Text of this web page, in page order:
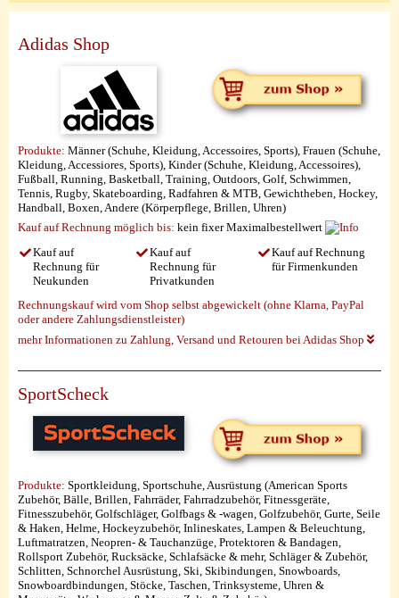
Adidas Shop
Produkte: Männer (Schuhe, Kleidung, Accessoires, Sports), Frauen (Schuhe,
Kleidung, Accessiores, Sports), Kinder (Schuhe, Kleidung, Accessoires),
Fußball, Running, Basketball, Training, Outdoors, Golf, Schwimmen,
Tennis, Rugby, Skateboarding, Radfahren & MTB, Gewichtheben, Hockey,
Handball, Boxen, Andere (Körperpflege, Brillen, Uhren)
Kauf auf Rechnung möglich bis: kein fixer Maximalbestellwert
Kauf auf
Rechnung für
Neukunden
Kauf auf
Rechnung für
Privatkunden
Kauf auf Rechnung
für Firmenkunden
Rechnungskauf wird vom Shop selbst abgewickelt (ohne Klarna, PayPal
oder andere Zahlungsdienstleister)
mehr Informationen zu Zahlung, Versand und Retouren bei Adidas Shop
SportScheck
Produkte: Sportkleidung, Sportschuhe, Ausrüstung (American Sports
Zubehör, Bälle, Brillen, Fahrräder, Fahrradzubehör, Fitnessgeräte,
Fitnesszubehör, Golfschläger, Golfbags & -wagen, Golfzubehör, Gurte, Seile
& Haken, Helme, Hockeyzubehör, Inlineskates, Lampen & Beleuchtung,
Luftmatratzen, Neopren- & Tauchanzüge, Protektoren & Bandagen,
Rollsport Zubehör, Rucksäcke, Schlafsäcke & mehr, Schläger & Zubehör,
Schlitten, Schnorchel Ausrüstung, Ski, Skibindungen, Snowboards,
Snowboardbindungen, Stöcke, Taschen, Trinksysteme, Uhren &